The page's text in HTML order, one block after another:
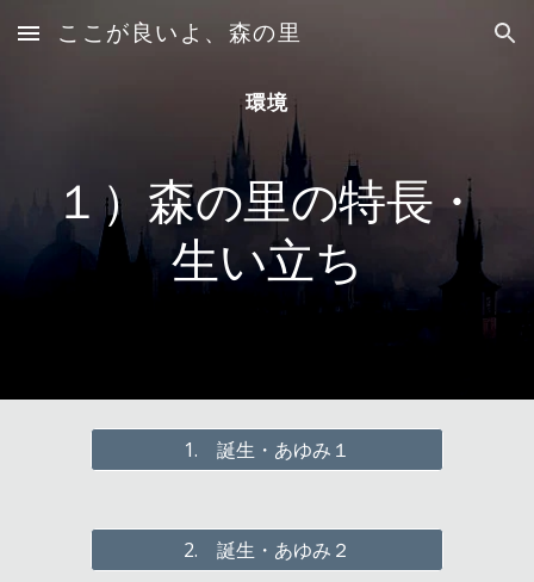
Skip to main content Skip to navigation
ここが良いよ、森の里
環境
１）森の里の特長・
生い立ち
1. 誕生・あゆみ１
2. 誕生・あゆみ２